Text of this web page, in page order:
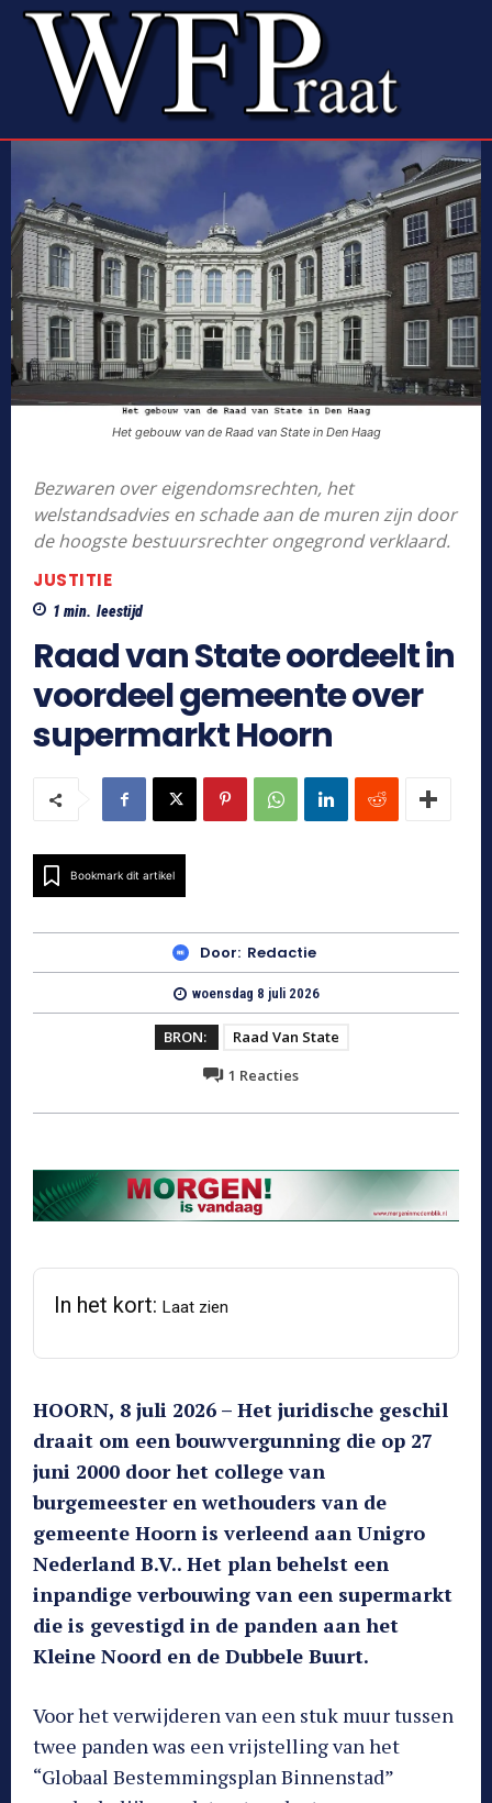
Het gebouw van de Raad van State in Den Haag
Bezwaren over eigendomsrechten, het
welstandsadvies en schade aan de muren zijn door
de hoogste bestuursrechter ongegrond verklaard.
JUSTITIE
1 min. leestijd
Raad van State oordeelt in
voordeel gemeente over
supermarkt Hoorn
Bookmark dit artikel
Door: Redactie
woensdag 8 juli 2026
BRON:
Raad Van State
1 Reacties
In het kort: Laat zien
HOORN, 8 juli 2026 – Het juridische geschil
draait om een bouwvergunning die op 27
juni 2000 door het college van
burgemeester en wethouders van de
gemeente Hoorn is verleend aan Unigro
Nederland B.V.. Het plan behelst een
inpandige verbouwing van een supermarkt
die is gevestigd in de panden aan het
Kleine Noord en de Dubbele Buurt.
Voor het verwijderen van een stuk muur tussen
twee panden was een vrijstelling van het
“Globaal Bestemmingsplan Binnenstad”